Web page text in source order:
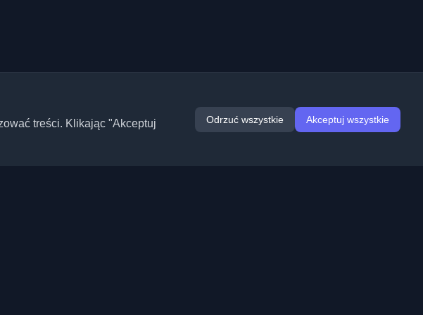
treści. Klikając "Akceptuj
Odrzuć wszystkie Akceptuj wszystkie